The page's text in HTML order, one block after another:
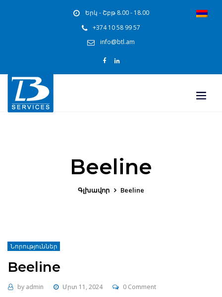
Երկ - Շբթ 8.00 - 18.00
+374 10 58 99 57
info@btl.am
Beeline
Գլխավոր Beeline
Նորություններ
Beeline
by admin Մրտ 11, 2024 0 Comment